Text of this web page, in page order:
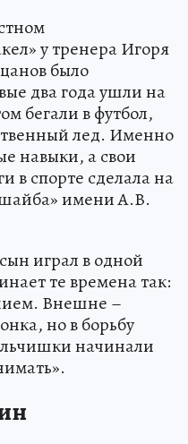
у тренера Игоря
было
два года ушли на
бегали в футбол,
лед. Именно
навыки, а свои
в спорте сделала на
шайба» имени А.В.
играл в одной
те времена так:
Внешне –
но в борьбу
начинали